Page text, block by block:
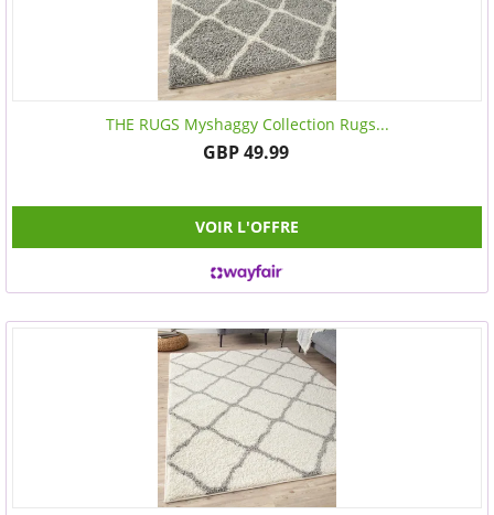
THE RUGS Myshaggy Collection Rugs...
GBP 49.99
VOIR L'OFFRE